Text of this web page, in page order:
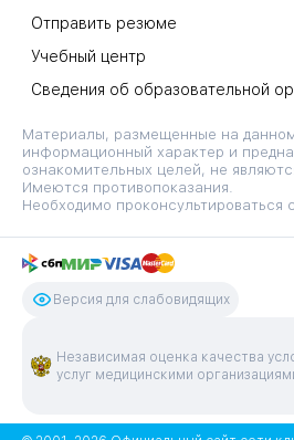
Отправить резюме
Учебный центр
Сведения об образовательной
Материалы, размещенные на
информационный характер и
ознакомительных целей, не
Имеются противопоказания.
Необходимо проконсультироваться
Версия для слабовидящих
Независимая оценка качества
услуг медицинскими